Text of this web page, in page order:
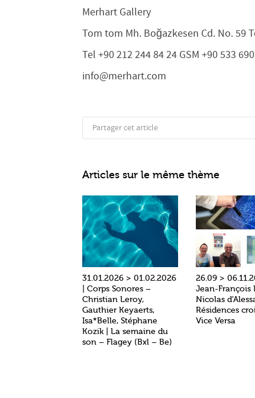
Merhart Gallery
Tom tom Mh. Boğazkesen Cd. No. 59
Tel +90 212 244 84 24 GSM +90 533
info@merhart.com
Partager cet article
Articles sur le même thème
31.01.2026 > 01.02.2026
| Corps Sonores –
Christian Leroy,
Gauthier Keyaerts,
Isa*Belle, Stéphane
Kozik | La semaine du
son – Flagey (Bxl – Be)
26.09 >
Jean-François
Nicolas
Résidences
Vice Versa